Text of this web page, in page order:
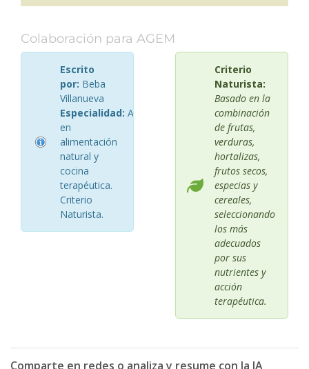
Colaboración para AGEM
Escrito
por: Beba
Villanueva
Especialidad: Asesora
en
alimentación
natural y
cocina
terapéutica.
Criterio
Naturista.
Criterio
Naturista:
Basado en la
combinación
de frutas,
verduras,
hortalizas,
frutos secos,
especias y
cereales,
seleccionando
los más
adecuados
por sus
nutrientes y
acción
terapéutica.
Comparte en redes o analiza y resume con la IA